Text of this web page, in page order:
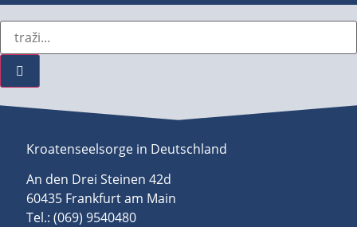
Kroatenseelsorge in Deutschland
An den Drei Steinen 42d
60435 Frankfurt am Main
Tel.: (069) 9540480